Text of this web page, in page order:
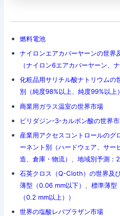
燃料電池
ナイロンエアカバーヤーンの世界
（ナイロン6エアカバーヤーン、
化粧品用サリチル酸ナトリウム
別（純度98%以上、純度99%以上）
商業用ガラス温室の世界市場
ピリダジン-3-カルボン酸の世界
産業用アクセスコントロールのグ
ーネント別（ハードウェア、サー
造、倉庫・物流）、地域別予測
石英クロス（Q-Cloth）の世界及
薄型（0.06 mm以下）、標準薄
（0.2 mm以上））
世界の塩酸レバプラザン市場